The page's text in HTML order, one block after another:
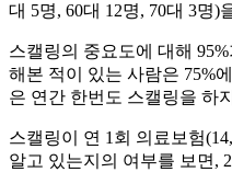
대 5명, 60대 12명, 70대 3명
스캘링의 중요도에 대해
해본 적이 있는 사람은 75%
은 연간 한번도 스캘링을 하
스캘링이 연 1회 의료보험
알고 있는지의 여부를 보면,